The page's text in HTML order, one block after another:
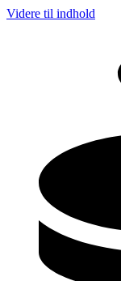
Videre til indhold